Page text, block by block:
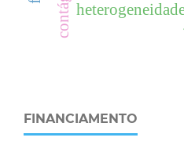
FINANCIAMENTO